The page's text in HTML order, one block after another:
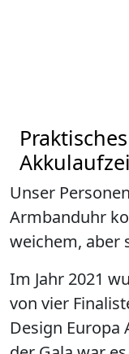
Unser
Armbanduhr
weichem, aber
Im Jahr 2021
von vier
Design Europa